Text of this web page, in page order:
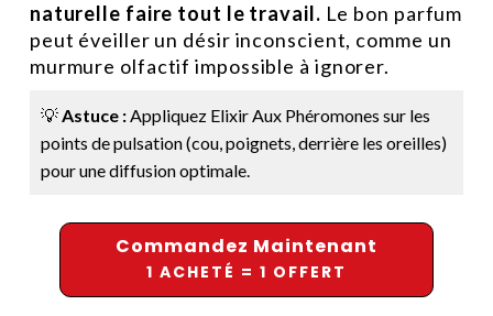
naturelle faire tout le travail. Le bon parfum
peut éveiller un désir inconscient, comme un
murmure olfactif impossible à ignorer.
💡Astuce :Appliquez Elixir Aux Phéromones sur les
points de pulsation (cou, poignets, derrière les oreilles)
pour une diffusion optimale.
Commandez Maintenant
1 ACHETÉ = 1 OFFERT